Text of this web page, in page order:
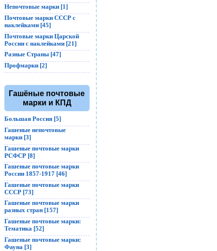
Непочтовые марки [1]
Почтовые марки СССР с
наклейками [45]
Почтовые марки Царской
России с наклейками [21]
Разные Страны [47]
Профмарки [2]
Гашёные почтовые
марки и КПД
Большая Россия [5]
Гашеные непочтовые
марки [3]
Гашеные почтовые марки
РСФСР [8]
Гашеные почтовые марки
России 1857-1917 [46]
Гашеные почтовые марки
СССР [73]
Гашеные почтовые марки
разных стран [157]
Гашеные почтовые марки:
Тематика [52]
Гашеные почтовые марки:
Фауна [3]